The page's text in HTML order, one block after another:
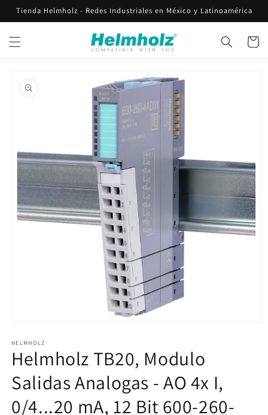
directamente
al contenido
Tienda Helmholz - Redes Industriales en México y Latinoamérica
Carrito
a la
información
multimedia
1
en
ventana
modal
HELMHOLZ
Helmholz TB20, Modulo
Salidas Analogas - AO 4x I,
0/4...20 mA, 12 Bit 600-260-